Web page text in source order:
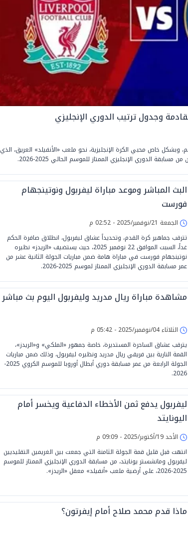
وجدول ترتيب الدوري الإنجليزي
وبشكل خاص محبي الكرة الإنجليزية، نحو ملعب «الأنفيلد» العريق، الذي
الدوري الإنجليزي الممتاز للموسم الحالي 2025-2026.
البث المباشر وموعد مباراة ليفربول ونوتينجهام
فورست
الجمعة 21/نوفمبر/2025 - 02:52 م
تترقب جماهير كرة القدم، وتحديداً عشاق ليفربول، انطلاق صافرة الحكم
غداً، السبت الموافق 22 نوفمبر 2025، حيث يستضيف «الريدز» نظيره
نوتينجهام فورست في مباراة هامة ضمن مباريات الجولة الثانية عشر من
عمر مسابقة الدوري الإنجليزي الممتاز لموسم 2025-2026.
مشاهدة مباراة ريال مدريد وليفربول اليوم بث مباشر
الثلاثاء 04/نوفمبر/2025 - 05:42 م
يترقب عشاق الساحرة المستديرة، خاصة جمهور «الملكي» و«الريدز»،
القمة النارية بين فريقي ريال مدريد ونظيره ليفربول، وذلك ضمن مباريات
الجولة الرابعة من عمر مسابقة دوري أبطال أوروبا للموسم الكروي 2025-
2026.
ليفربول يدفع ثمن الأخطاء الدفاعية ويخسر أمام
اليونايتد
الأحد 19/أكتوبر/2025 - 09:09 م
انتهت قبل قليل قمة الجولة الثامنة التي جمعت بين الغريمين التقليديين
ليفربول ومانشستر يونايتد، من مسابقة الدوري الإنجليزي الممتاز للموسم
2025-2026، على أرضية ملعب «أنفيلد» معقل «الريدز».
ماذا قدم محمد صلاح أمام إيفرتون؟